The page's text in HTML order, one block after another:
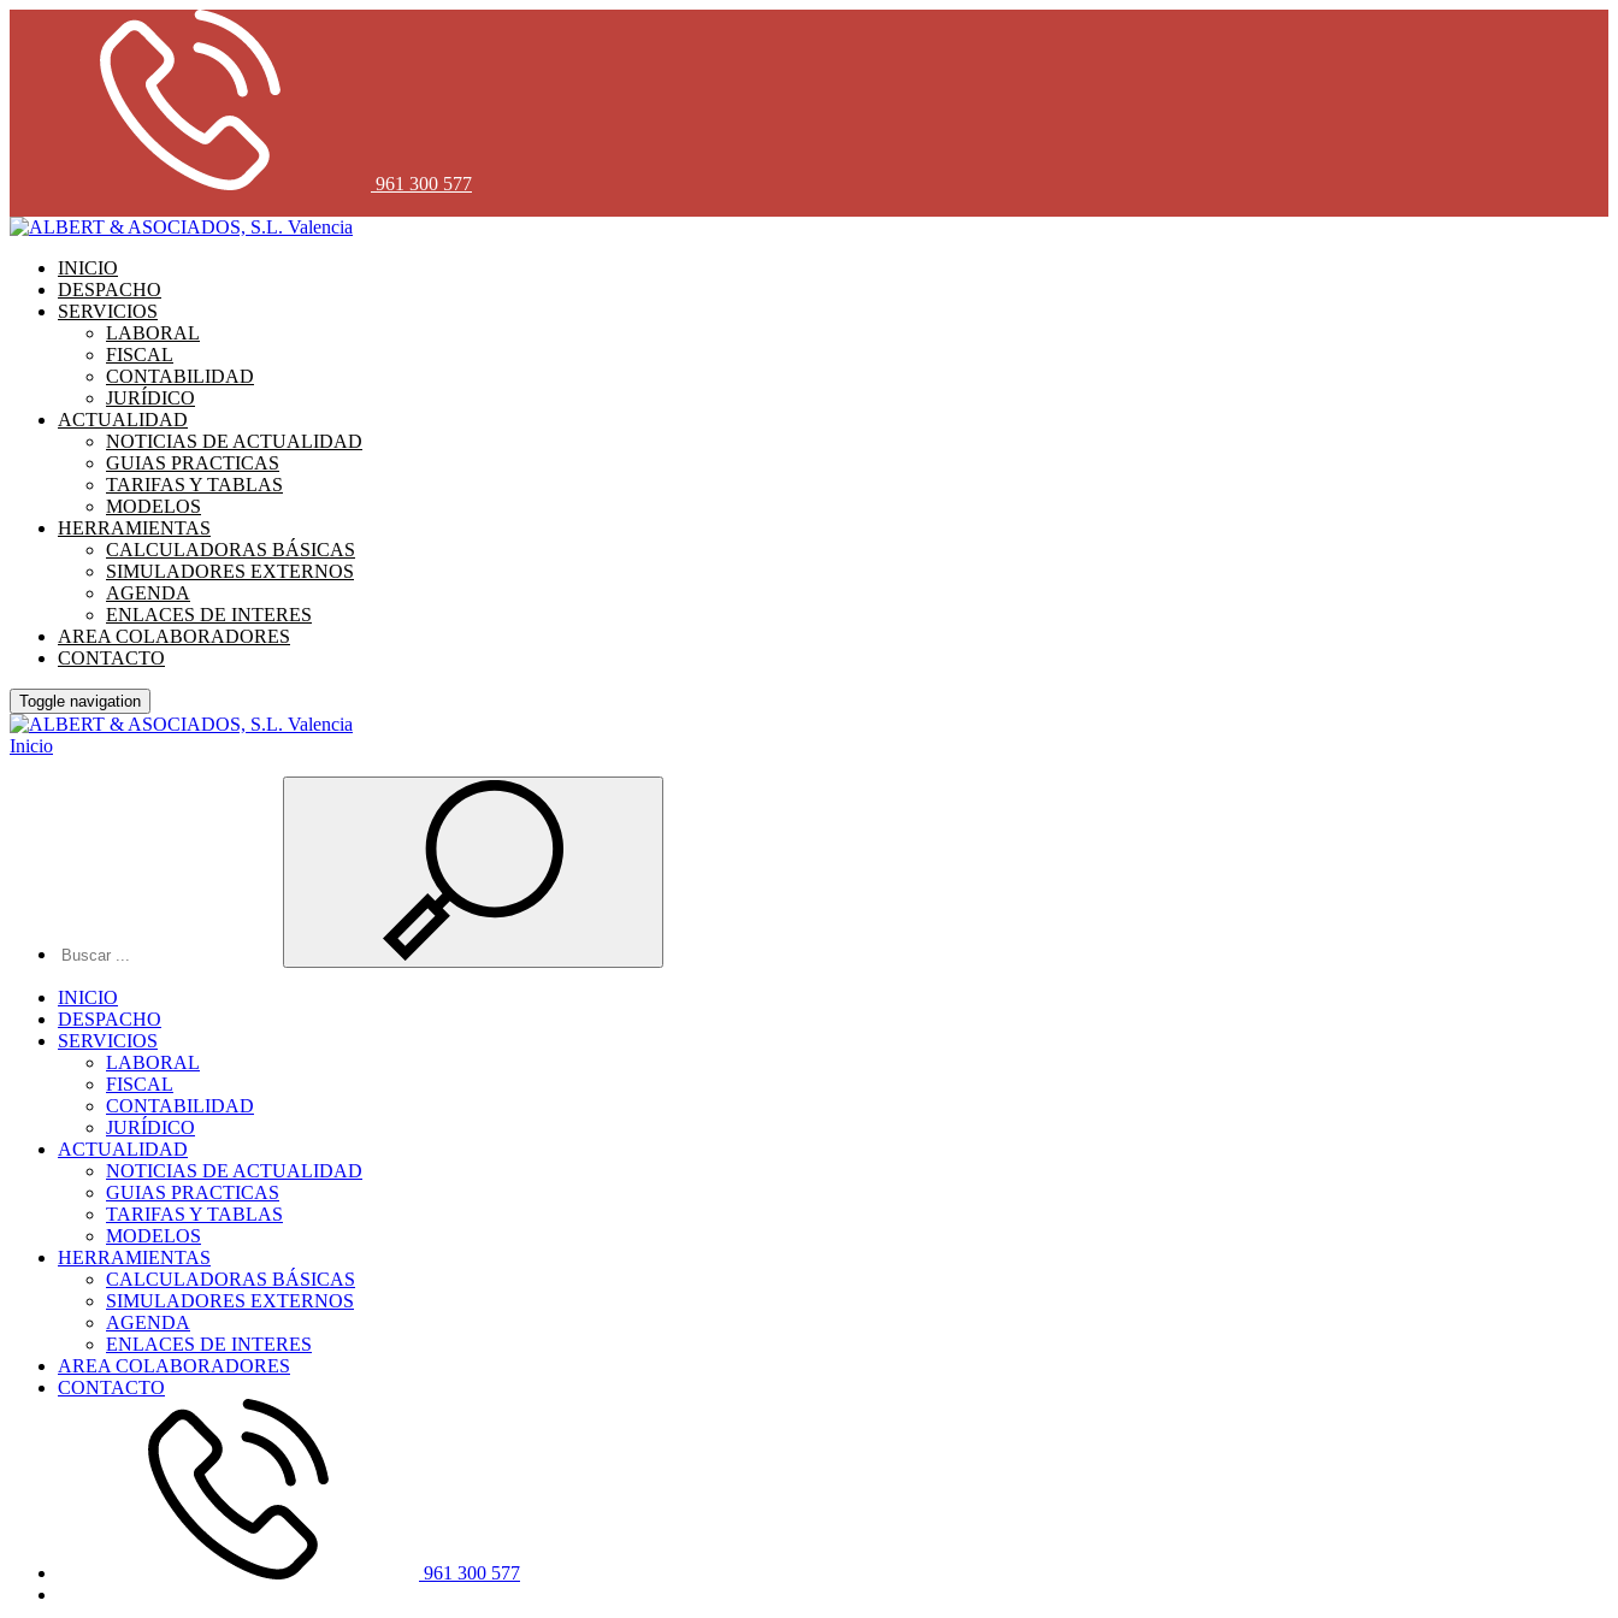
961 300 577
INICIO
DESPACHO
SERVICIOS
LABORAL
FISCAL
CONTABILIDAD
JURÍDICO
ACTUALIDAD
NOTICIAS DE ACTUALIDAD
GUIAS PRACTICAS
TARIFAS Y TABLAS
MODELOS
HERRAMIENTAS
CALCULADORAS BÁSICAS
SIMULADORES EXTERNOS
AGENDA
ENLACES DE INTERES
AREA COLABORADORES
CONTACTO
Toggle navigation
Inicio
INICIO
DESPACHO
SERVICIOS
LABORAL
FISCAL
CONTABILIDAD
JURÍDICO
ACTUALIDAD
NOTICIAS DE ACTUALIDAD
GUIAS PRACTICAS
TARIFAS Y TABLAS
MODELOS
HERRAMIENTAS
CALCULADORAS BÁSICAS
SIMULADORES EXTERNOS
AGENDA
ENLACES DE INTERES
AREA COLABORADORES
CONTACTO
961 300 577